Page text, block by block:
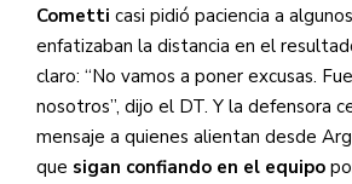
— DIRECTV
(@DIRECTVSports)
Cometti casi pidió paciencia a
enfatizaban la distancia en el
claro: “No vamos a poner excusas.
nosotros”, dijo el DT. Y la defensora
mensaje a quienes alientan desde
que sigan confiando en el equipo